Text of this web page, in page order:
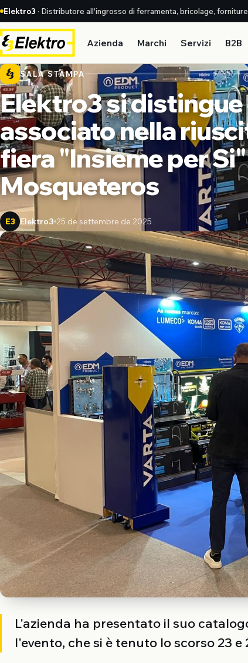
Elektro3 · Distributore all'ingrosso di ferramenta, bricolage,
Azienda Marchi Servizi B2B
SALA STAMPA
Elektro3 si
associato nella
fiera "Insieme per
Mosqueteros
E3 Elektro3 25 de settembre de 2025
L'azienda ha presentato il suo
l'evento, che si è tenuto lo scorso 23